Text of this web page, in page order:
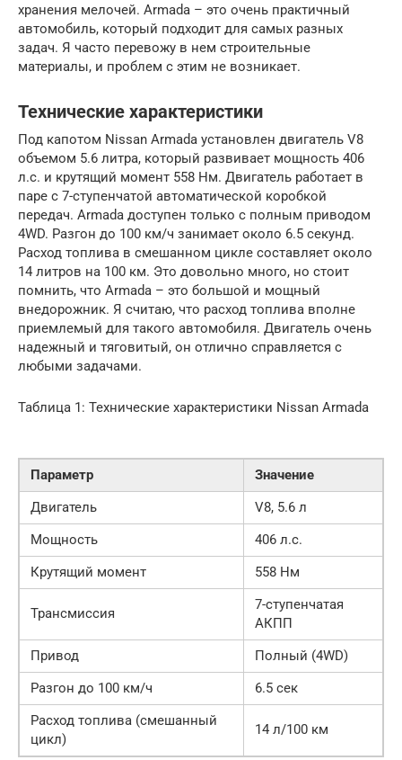
хранения мелочей. Armada – это очень практичный
автомобиль, который подходит для самых разных
задач. Я часто перевожу в нем строительные
материалы, и проблем с этим не возникает.
Технические характеристики
Под капотом Nissan Armada установлен двигатель V8
объемом 5.6 литра, который развивает мощность 406
л.с. и крутящий момент 558 Нм. Двигатель работает в
паре с 7-ступенчатой автоматической коробкой
передач. Armada доступен только с полным приводом
4WD. Разгон до 100 км/ч занимает около 6.5 секунд.
Расход топлива в смешанном цикле составляет около
14 литров на 100 км. Это довольно много, но стоит
помнить, что Armada – это большой и мощный
внедорожник. Я считаю, что расход топлива вполне
приемлемый для такого автомобиля. Двигатель очень
надежный и тяговитый, он отлично справляется с
любыми задачами.
Таблица 1: Технические характеристики Nissan Armada
Параметр
Значение
Двигатель
V8, 5.6 л
Мощность
406 л.с.
Крутящий момент
558 Нм
Трансмиссия
7-ступенчатая
АКПП
Привод
Полный (4WD)
Разгон до 100 км/ч
6.5 сек
Расход топлива (смешанный
цикл)
14 л/100 км